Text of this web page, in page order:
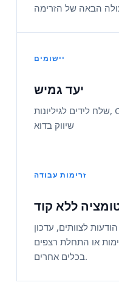
יישומים
יעד גמיש
שלח לידים לגיליונות, CRM, כלים לשירות, אוטומציה,
שיווק בדוא
זרימות עבודה
ללא קוד
לצוותים, עדכון
או התחלת רצפים
בכלים אחרים.